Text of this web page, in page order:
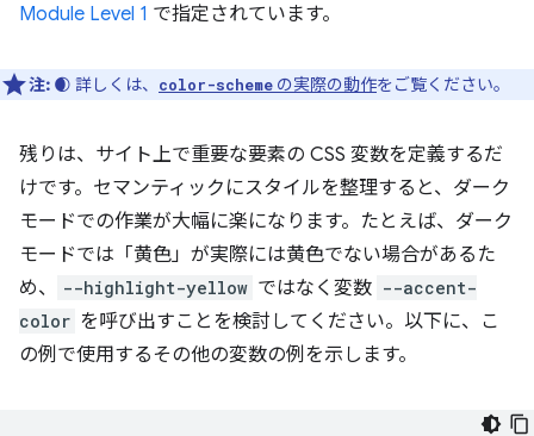
Module Level 1 で指定されています。
注: 🌒 詳しくは、 color-scheme の実際の動作をご覧ください。
残りは、サイト上で重要な要素の CSS 変数を定義するだ
けです。セマンティックにスタイルを整理すると、ダーク
モードでの作業が大幅に楽になります。たとえば、ダーク
モードでは「黄色」が実際には黄色でない場合があるた
め、
-⁠-⁠highlight-yellow ではなく変数 -⁠-⁠accent-
color を呼び出すことを検討してください。以下に、こ
の例で使用するその他の変数の例を示します。